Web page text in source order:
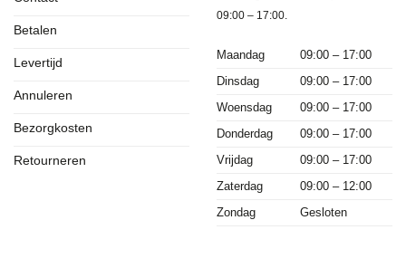
Betalen
Levertijd
Annuleren
Bezorgkosten
Retourneren
09:00 – 17:00.
Maandag
09:00 – 17:00
Dinsdag
09:00 – 17:00
Woensdag
09:00 – 17:00
Donderdag
09:00 – 17:00
Vrijdag
09:00 – 17:00
Zaterdag
09:00 – 12:00
Zondag
Gesloten